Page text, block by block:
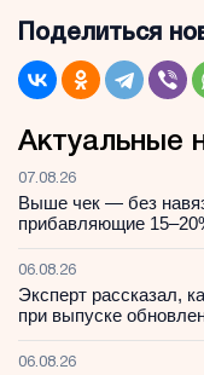
Поделиться
Актуальные
07.08.26
Выше чек — без
прибавляющие
06.08.26
Эксперт рассказал,
при выпуске
06.08.26